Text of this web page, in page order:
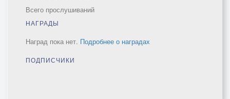
Всего прослушиваний
НАГРАДЫ
Наград пока нет. Подробнее о наградах
ПОДПИСЧИКИ